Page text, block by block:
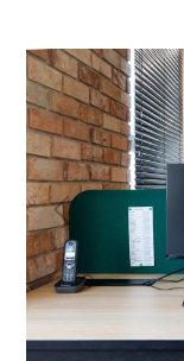
Poprzedni